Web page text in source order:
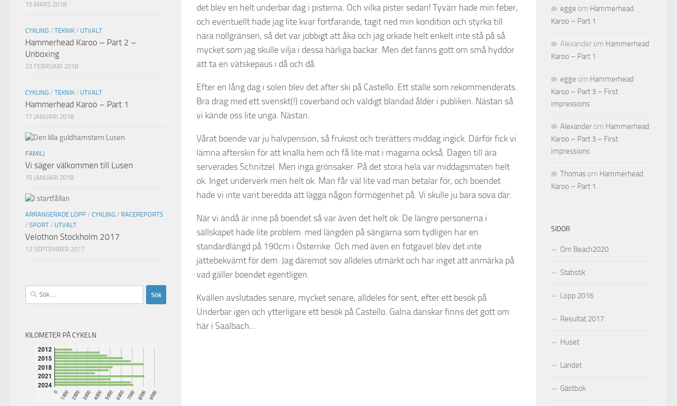
det blev en helt underbar dag i pisterna. Och vilka pister sedan! Tyvärr hade min feber,
och eventuellt hade jag lite kvar fortfarande, tagit ned min kondition och styrka till
nära nollgränsen, så det var jobbigt att åka och jag orkade helt enkelt inte stå på så
mycket som jag skulle vilja i dessa härliga backar. Men det fanns gott om små hyddor
att ta en vätskepaus i då och då.
Efter en lång dag i solen blev det after ski på Castello. Ett ställe som rekommenderats.
Bra drag med ett svenskt(!) coverband och väldigt blandad ålder i publiken. Nästan så
vi kände oss lite unga. Nästan.
Vårat boende var ju halvpension, så frukost och trerätters middag ingick. Därför fick vi
lämna afterskin för att knalla hem och få lite mat i magarna också. Dagen till ära
serverades Schnitzel. Men inga grönsaker. På det stora hela var middagsmaten helt
ok. Inget underverk men helt ok. Man får väl lite vad man betalar för, och boendet
hade vi inte varit beredda att lägga någon förmögenhet på. Vi skulle ju bara sova där.
När vi ändå är inne på boendet så var även det helt ok. De längre personerna i
sällskapet hade lite problem med längden på sängarna som tydligen har en
standardlängd på 190cm i Österrike. Och med även en fotgavel blev det inte
jättebekvämt för dem. Jag däremot sov alldeles utmärkt och har inget att anmärka på
vad gäller boendet egentligen.
Kvällen avslutades senare, mycket senare, alldeles för sent, efter ett besök på
Underbar igen och ytterligare ett besök på Castello. Galna danskar finns det gott om
här i Saalbach…
15 MARS 2018
CYKLING / TEKNIK / UTVALT
Hammerhead Karoo – Part 2 –
Unboxing
23 FEBRUARI 2018
CYKLING / TEKNIK / UTVALT
Hammerhead Karoo – Part 1
17 JANUARI 2018
FAMILJ
Vi säger välkommen till Lusen
15 JANUARI 2018
ARRANGERADE LOPP / CYKLING / RACEREPORTS
/ SPORT / UTVALT
Velothon Stockholm 2017
12 SEPTEMBER 2017
Sök
efter:
KILOMETER PÅ CYKELN
egge om Hammerhead
Karoo – Part 1
Alexander om Hammerhead
Karoo – Part 1
egge om Hammerhead
Karoo – Part 3 – First
impressions
Alexander om Hammerhead
Karoo – Part 3 – First
impressions
Thomas om Hammerhead
Karoo – Part 1
SIDOR
Om Beach2020
Statistik
Lopp 2016
Resultat 2017
Huset
Landet
Gästbok